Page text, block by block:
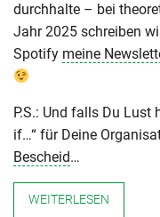
durchhalte – bei
Jahr 2025 schreiben
Spotify meine
P.S.: Und falls Du Lust
if…“ für Deine
Bescheid…
WEITERLESEN